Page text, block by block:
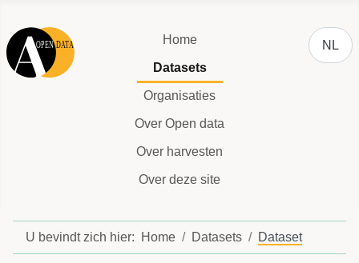
Home
Datasets
Organisaties
Over Open data
Over harvesten
Over deze site
NL
U bevindt zich hier: Home Datasets Dataset